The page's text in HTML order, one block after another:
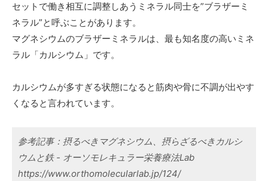
セットで働き相互に調整しあうミネラル同士を”ブラザーミ
ネラル”と呼ぶことがあります。
マグネシウムのブラザーミネラルは、最も知名度の高いミネ
ラル「カルシウム」です。
カルシウムが多すぎる状態になると筋肉や骨に不調が出やす
くなると言われています。
参考記事：摂るべきマグネシウム、摂らざるべきカルシ
ウムと鉄 - オーソモレキュラー栄養療法Lab
https://www.orthomolecularlab.jp/124/